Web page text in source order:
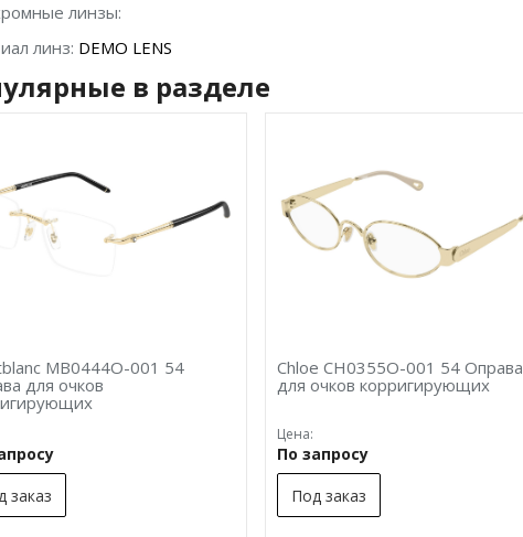
линзы:
линз: DEMO LENS
в разделе
MB0444O-001 54
для очков
заказ
Chloe CH0355O-001 54 Оправа
для очков корригирующих
Цена:
По запросу
Под заказ